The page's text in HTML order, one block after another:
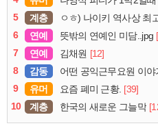
5
계층 ㅇㅎ) 나이키 역사상 최
6
연예 뜻밖의 연예인 미담..jpg
7
연예 김채원 [12]
8
감동 어떤 공익근무요원 이야
9
유머 요즘 폐미 근황. [39]
10
계층 한국의 새로운 그늘막